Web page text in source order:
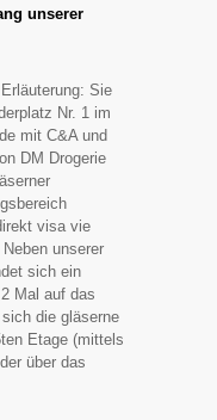
unserer
Sie
Nr. 1 im
mit C&A und
DM Drogerie
visa vie
unserer
sich ein
Mal auf das
die gläserne
Etage (mittels
über das